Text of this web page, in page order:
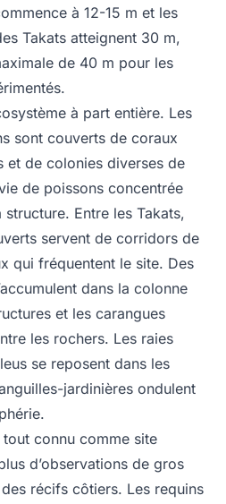
à 12-15 m et les
Takats atteignent 30 m,
de 40 m pour les
à part entière. Les
sont couverts de coraux
et de colonies diverses de
de poissons concentrée
Entre les Takats,
servent de corridors de
qui fréquentent le site. Des
dans la colonne
et les carangues
les rochers. Les raies
se reposent dans les
jardinières ondulent
connu comme site
d’observations de gros
récifs côtiers. Les requins